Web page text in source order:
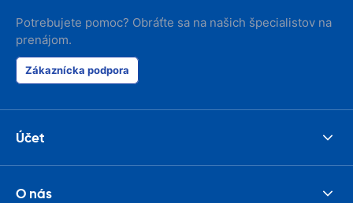
Potrebujete pomoc? Obráťte sa na našich špecialistov na
prenájom.
Zákaznícka podpora
Účet
O nás